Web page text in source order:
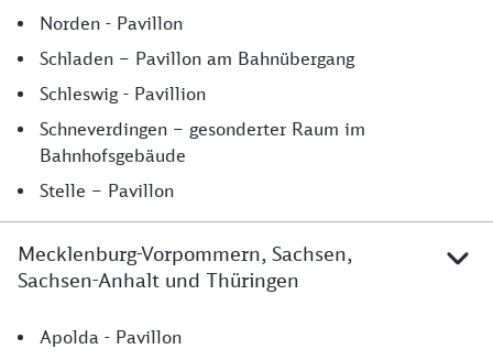
Norden - Pavillon
Schladen – Pavillon am Bahnübergang
Schleswig - Pavillion
Schneverdingen – gesonderter Raum im
Bahnhofsgebäude
Stelle – Pavillon
Mecklenburg-Vorpommern, Sachsen,
Sachsen-Anhalt und Thüringen
Mecklenburg-Vorpommern, Sachsen, Sachsen-Anhalt
Apolda - Pavillon